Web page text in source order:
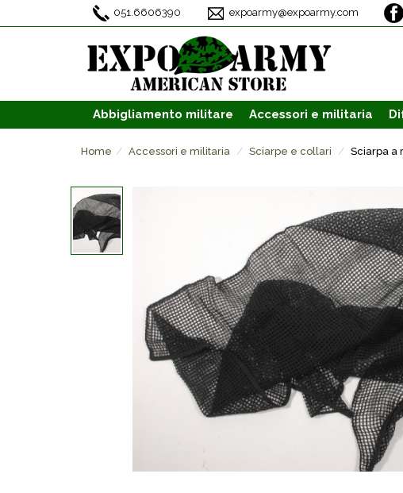
051.6606390 expoarmy@expoarmy.com
Abbigliamento militare Accessori e militaria
Home Accessori e militaria Sciarpe e collari Sciarpa a